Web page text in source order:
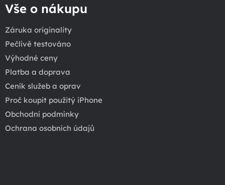
Vše o nákupu
Záruka originality
Pečlivě testováno
Výhodné ceny
Platba a doprava
Ceník služeb a oprav
Proč koupit použitý iPhone
Obchodní podmínky
Ochrana osobních údajů